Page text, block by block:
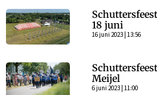
18 juni
16 juni 2023 | 13:56
Meijel
6 juni 2023 | 11:00